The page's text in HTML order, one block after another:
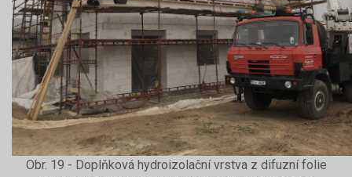
Obr. 19 - Doplňková hydroizolační vrstva z difuzní folie